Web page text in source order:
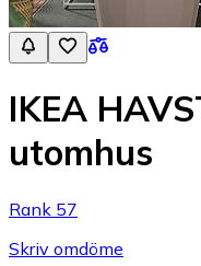
IKEA
utomhus
Rank 57
Skriv omdöme